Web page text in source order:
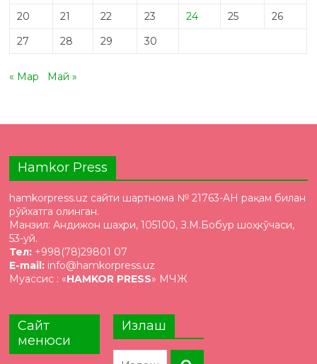
20
21 22 23 24 25
26
27
28 29 30
« Мар Май »
Hamkor Press
hamkorpress.uz сайти шартнома № 21763-AH рақам билан
рўйхатга олинган.
Манзил: Андижон шаҳри, 105100, З.М.Бобур шоҳкўчаси,
53-уй.
Тел: +998(78)29801 07
E-mail: info@hamkorpress.uz
Муассис : «HAMKOR PRESS» МЧЖ
Сайт
менюси
Излаш